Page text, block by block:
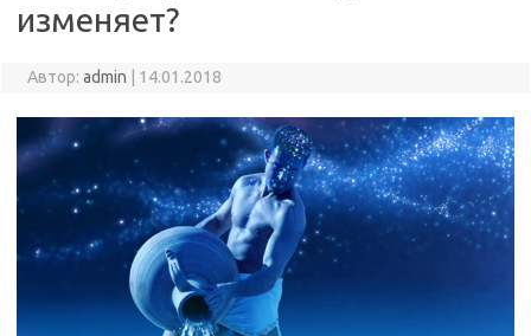
изменяет?
Автор: admin 14.01.2018